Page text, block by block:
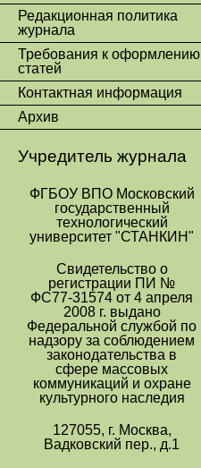
Редакционная политика
журнала
Требования к оформлению
статей
Контактная информация
Архив
Учредитель журнала
ФГБОУ ВПО Московский
государственный
технологический
университет "СТАНКИН"
Свидетельство о
регистрации ПИ №
ФС77-31574 от 4 апреля
2008 г. выдано
Федеральной службой по
надзору за соблюдением
законодательства в
сфере массовых
коммуникаций и охране
культурного наследия
127055, г. Москва,
Вадковский пер., д.1